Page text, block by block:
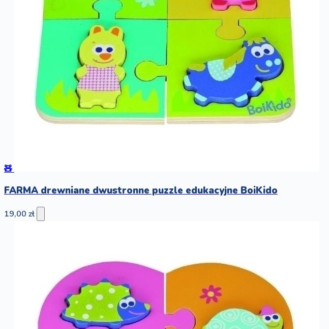
🧸
FARMA drewniane dwustronne puzzle edukacyjne BoiKido
19,00 zł